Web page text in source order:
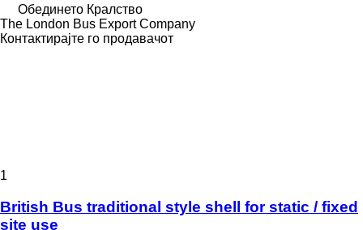
Обединето Кралство
The London Bus Export Company
Контактирајте го продавачот
1
British Bus traditional style shell for static / fixed
site use